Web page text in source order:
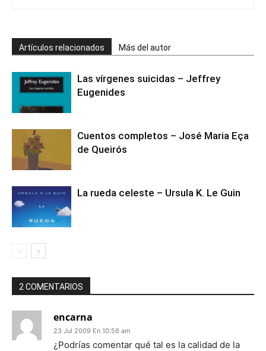
Artículos relacionados Más del autor
Las vírgenes suicidas – Jeffrey
Eugenides
Cuentos completos – José Maria Eça
de Queirós
La rueda celeste – Ursula K. Le Guin
2 COMENTARIOS
encarna
23 Jul 2009 En 10:56 am
¿Podrías comentar qué tal es la calidad de la